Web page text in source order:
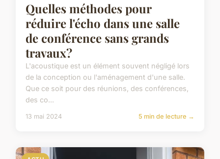
Quelles méthodes pour
réduire l'écho dans une salle
de conférence sans grands
travaux?
L'acoustique est un élément souvent négligé lors
de la conception ou l'aménagement d'une salle.
Que ce soit pour des réunions, des conférences,
des co...
13 mai 2024 5 min de lecture →